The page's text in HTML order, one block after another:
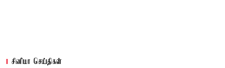
சினிமா செய்திகள்